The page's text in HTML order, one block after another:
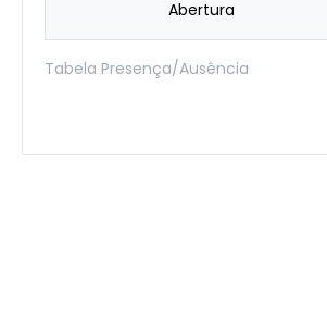
Tabela Presença/Ausência
Abertura